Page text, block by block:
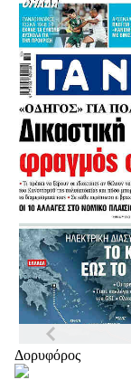
Δορυφόρος